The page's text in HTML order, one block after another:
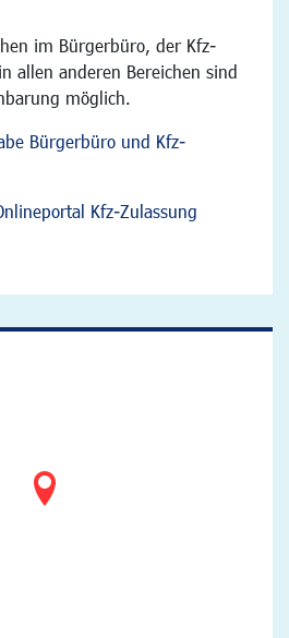
im Bürgerbüro, der Kfz-
allen anderen Bereichen sind
möglich.
Bürgerbüro und Kfz-
Kfz-Zulassung